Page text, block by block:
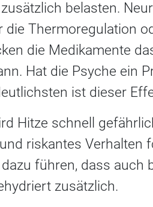
belasten.
die Thermoregulation
die Medikamente
Hat die Psyche ein
ist dieser
Hitze schnell
riskantes Verhalten
führen, dass auch
zusätzlich.